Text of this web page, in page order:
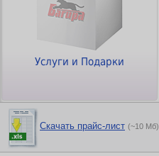
Услуги и Подарки
Скачать прайс-лист (~10 Мб)